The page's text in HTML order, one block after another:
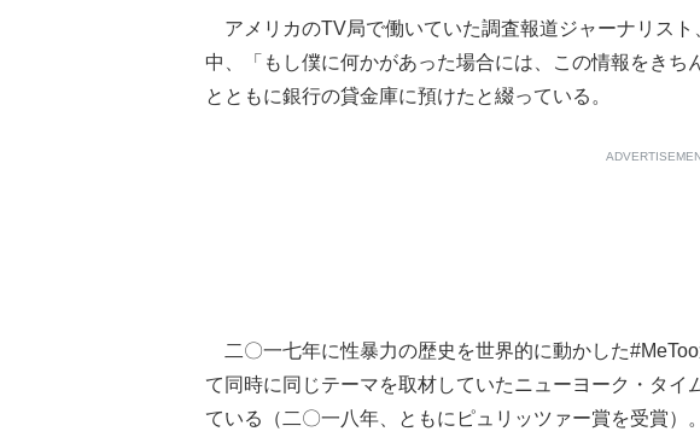
アメリカのTV局で働いていた調査報道ジャーナリス
中、「もし僕に何かがあった場合には、この情報をき
とともに銀行の貸金庫に預けたと綴っている。
二〇一七年に性暴力の歴史を世界的に動かした
て同時に同じテーマを取材していたニューヨーク・タ
ている（二〇一八年、ともにピュリッツァー賞を受賞）。